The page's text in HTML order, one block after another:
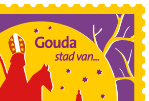
en ga naar de inhoud